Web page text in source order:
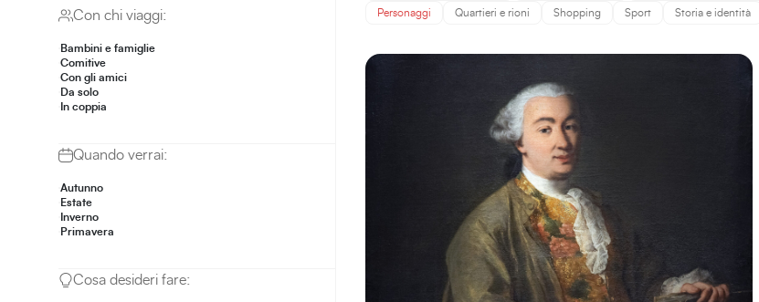
Con chi viaggi:
Bambini e famiglie
Comitive
Con gli amici
Da solo
In coppia
Quando verrai:
Autunno
Estate
Inverno
Primavera
Cosa desideri fare:
Personaggi Quartieri e rioni Shopping Sport Storia e identità